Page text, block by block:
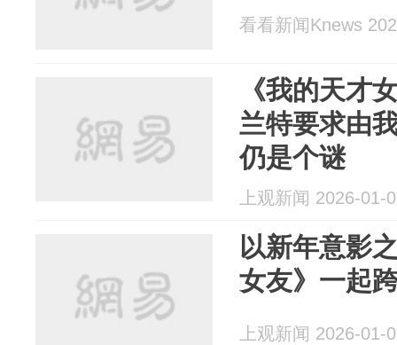
看看新闻Knews
《我的天才
兰特要求由
仍是个谜
上观新闻 2026-01-
以新年意影
女友》一起
上观新闻 2026-01-